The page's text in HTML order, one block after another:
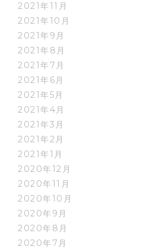
2021年11月
2021年10月
2021年9月
2021年8月
2021年7月
2021年6月
2021年5月
2021年4月
2021年3月
2021年2月
2021年1月
2020年12月
2020年11月
2020年10月
2020年9月
2020年8月
2020年7月